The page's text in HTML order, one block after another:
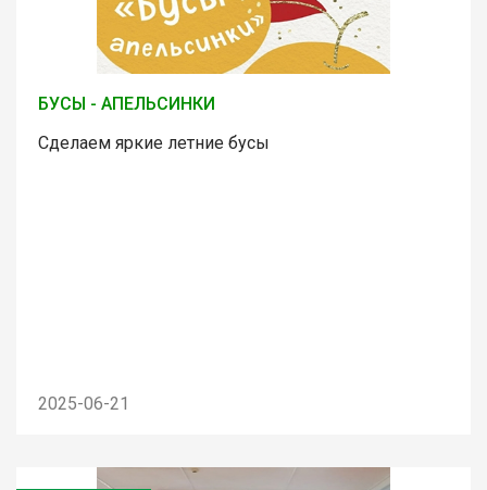
БУСЫ - АПЕЛЬСИНКИ
Сделаем яркие летние бусы
2025-06-21